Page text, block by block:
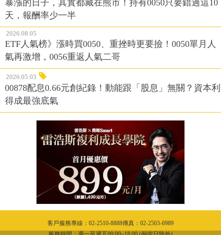
暴漲的日子，其實都藏在熊市！持有0050只要錯過這10
天，報酬率少一半
2026.08.05
ETF人氣榜》漲時買0050、重挫時更要撿！0050單月人
氣再激增，0056重返人氣二哥
2026.05.03
00878配息0.66元創紀錄！動能跟「股息」無關？資本利
得成最強底氣
客戶服務專線：02-2510-8888傳真：02-2503-6989